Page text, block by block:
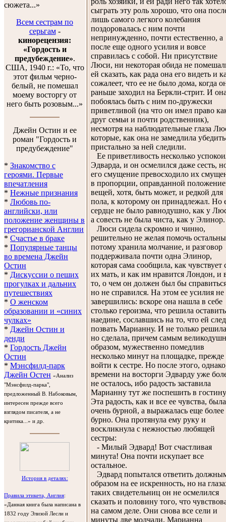
сюжета...»
Всем сестрам по
серьгам-
кинорецензия:
«Гордость и
предубеждение».
США, 1940 г.: «То, что
этот фильм черно-
белый, не помешал
моему восторгу от
него быть розовым...»
Джейн Остин и ее
роман "Гордость и
предубеждение"
* Знакомство с
героями. Первые
впечатления
* Нежные признания
* Любовь по-
английски, или
положение женщины в
грегорианской Англии
* Счастье в браке
* Популярные танцы
во времена Джейн
Остин
* Дискуссии о пеших
прогулках и дальних
путешествиях
* О женском
образовании и «синих
чулках»
* Джейн Остин и
денди
* Гордость Джейн
Остин
* Мэнсфилд-парк
Джейн Остен «Анализ
"Мэнсфилд-парка",
предложенный В. Набоковым,
интересен прежде всего
взглядом писателя, а не
критика...» и др.
История в деталях:
Правила этикета, Англия:
«Данная книга была написана в
1832 году Элизой Лесли и
сыграть эту роль хорошо, что она
лишь самого легкого колебания
поздоровалась с ним почти
непринужденно, почти естественно, а
после еще одного усилия и вовсе
справилась с собой. Ни присутствие
Люси, ни некоторая обида не
ей сказать, как рада она его видеть и
сожалеет, что ее не было дома, когда
раньше заходил на Беркли-стрит. И
побоялась быть с ним по-дружески
приветливой (на что он имел право
друг семьи и почти родственник),
несмотря на наблюдательные глаза
которые, как она не замедлила
пристально за ней следили.
Ее приветливость несколько
Эдварда, и он осмелился даже сесть,
его смущение превосходило их
в пропорции, оправданной
вещей, хотя, быть может, и редкой для
пола, к которому он принадлежал. Но
сердце не было равнодушно, как у
а совесть не была чиста, как у Элинор.
Люси сидела скромно и чинно,
решительно не желая помочь
потому хранила молчание, и разговор
поддерживала почти одна Элинор,
которая сама сообщила, как чувствует
их мать, и как им нравится Лондон, и
то, о чем он должен был бы
но не справился. На этом ее усилия не
завершились: вскоре она нашла в себе
столько героизма, что решила
наедине, сославшись на то, что ей
позвать Марианну. И не только
но сделала, причем самым
образом, мужественно помедлив
несколько минут на площадке, прежде
войти к сестре. Но после этого,
времени на восторги Эдварду уже
не осталось, ибо радость заставила
Марианну тут же поспешить в
Эта радость, как и все ее чувства, была
очень бурной, а выражалась еще более
бурно. Она протянула ему руку и
воскликнула с нежностью любящей
сестры:
- Милый Эдвард! Вот счастливая
минута! Она почти искупает все
остальное.
Эдвард попытался ответить
образом на ее искренность, но на
таких свидетельниц он не осмелился
сказать и половину того, что
на самом деле. Они снова все сели и
минуты две молчали. Марианна